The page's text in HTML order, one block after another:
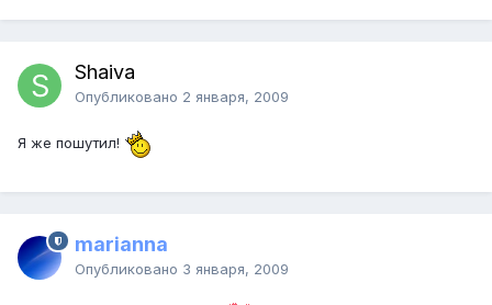
Shaiva
Опубликовано 2 января, 2009
Я же пошутил!
marianna
Опубликовано 3 января, 2009